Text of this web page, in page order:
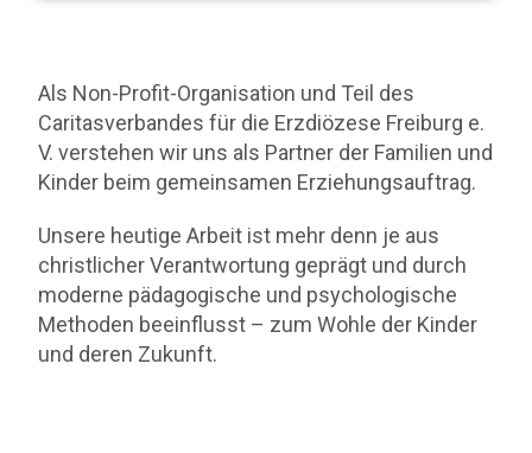
Als Non-Profit-Organisation und Teil des
Caritasverbandes für die Erzdiözese Freiburg e.
V. verstehen wir uns als Partner der Familien und
Kinder beim gemeinsamen Erziehungsauftrag.
Unsere heutige Arbeit ist mehr denn je aus
christlicher Verantwortung geprägt und durch
moderne pädagogische und psychologische
Methoden beeinflusst – zum Wohle der Kinder
und deren Zukunft.